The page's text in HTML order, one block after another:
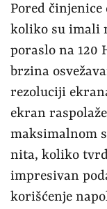
Pored činjenice
koliko su imali
poraslo na 120
brzina
rezoluciji
ekran
maksimalnom
nita, koliko
impresivan
korišćenje